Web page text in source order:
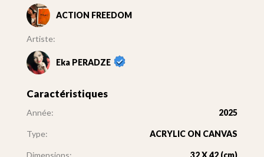
ACTION FREEDOM
Artiste:
Eka PERADZE
Caractéristiques
Année: 2025
Type: ACRYLIC ON CANVAS